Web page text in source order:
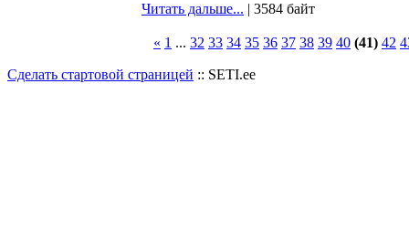
Читать дальше... | 3584 байт
« 1 ... 32 33 34 35 36 37 38 39 40 (41) 42
Сделать стартовой страницей :: SETI.ee